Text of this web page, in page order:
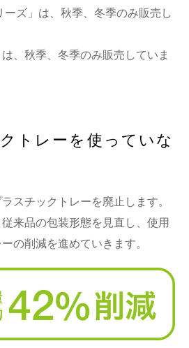
ーズ」は、秋季、冬季のみ販売し
、秋季、冬季のみ販売していま
トレーを使っていな
スチックトレーを廃止します。
来品の包装形態を見直し、使用
の削減を進めていきます。